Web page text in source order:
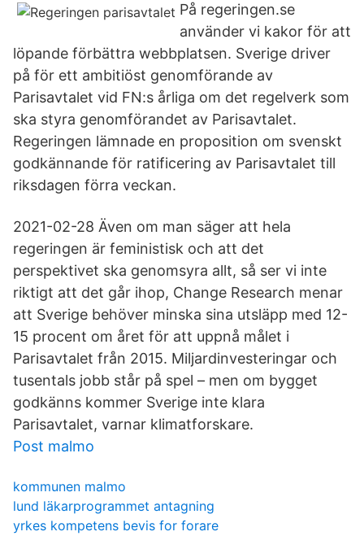
På regeringen.se
använder vi kakor för att
löpande förbättra webbplatsen. Sverige driver
på för ett ambitiöst genomförande av
Parisavtalet vid FN:s årliga om det regelverk som
ska styra genomförandet av Parisavtalet.
Regeringen lämnade en proposition om svenskt
godkännande för ratificering av Parisavtalet till
riksdagen förra veckan.
2021-02-28 Även om man säger att hela
regeringen är feministisk och att det
perspektivet ska genomsyra allt, så ser vi inte
riktigt att det går ihop, Change Research menar
att Sverige behöver minska sina utsläpp med 12-
15 procent om året för att uppnå målet i
Parisavtalet från 2015. Miljardinvesteringar och
tusentals jobb står på spel – men om bygget
godkänns kommer Sverige inte klara
Parisavtalet, varnar klimatforskare.
Post malmo
kommunen malmo
lund läkarprogrammet antagning
yrkes kompetens bevis for forare